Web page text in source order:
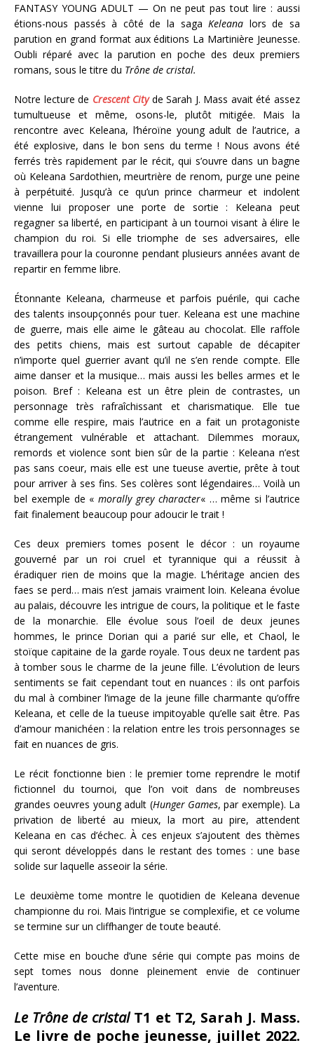
FANTASY YOUNG ADULT — On ne peut pas tout lire : aussi
étions-nous passés à côté de la saga Keleana lors de sa
parution en grand format aux éditions La Martinière Jeunesse.
Oubli réparé avec la parution en poche des deux premiers
romans, sous le titre du Trône de cristal.
Notre lecture de Crescent Cityde Sarah J. Mass avait été assez
tumultueuse et même, osons-le, plutôt mitigée. Mais la
rencontre avec Keleana, l’héroïne young adult de l’autrice, a
été explosive, dans le bon sens du terme ! Nous avons été
ferrés très rapidement par le récit, qui s’ouvre dans un bagne
où Keleana Sardothien, meurtrière de renom, purge une peine
à perpétuité. Jusqu’à ce qu’un prince charmeur et indolent
vienne lui proposer une porte de sortie : Keleana peut
regagner sa liberté, en participant à un tournoi visant à élire le
champion du roi. Si elle triomphe de ses adversaires, elle
travaillera pour la couronne pendant plusieurs années avant de
repartir en femme libre.
Étonnante Keleana, charmeuse et parfois puérile, qui cache
des talents insoupçonnés pour tuer. Keleana est une machine
de guerre, mais elle aime le gâteau au chocolat. Elle raffole
des petits chiens, mais est surtout capable de décapiter
n’importe quel guerrier avant qu’il ne s’en rende compte. Elle
aime danser et la musique… mais aussi les belles armes et le
poison. Bref : Keleana est un être plein de contrastes, un
personnage très rafraîchissant et charismatique. Elle tue
comme elle respire, mais l’autrice en a fait un protagoniste
étrangement vulnérable et attachant. Dilemmes moraux,
remords et violence sont bien sûr de la partie : Keleana n’est
pas sans coeur, mais elle est une tueuse avertie, prête à tout
pour arriver à ses fins. Ses colères sont légendaires… Voilà un
bel exemple de «morally grey character« … même si l’autrice
fait finalement beaucoup pour adoucir le trait !
Ces deux premiers tomes posent le décor : un royaume
gouverné par un roi cruel et tyrannique qui a réussit à
éradiquer rien de moins que la magie. L’héritage ancien des
faes se perd… mais n’est jamais vraiment loin. Keleana évolue
au palais, découvre les intrigue de cours, la politique et le faste
de la monarchie. Elle évolue sous l’oeil de deux jeunes
hommes, le prince Dorian qui a parié sur elle, et Chaol, le
stoïque capitaine de la garde royale. Tous deux ne tardent pas
à tomber sous le charme de la jeune fille. L’évolution de leurs
sentiments se fait cependant tout en nuances : ils ont parfois
du mal à combiner l’image de la jeune fille charmante qu’offre
Keleana, et celle de la tueuse impitoyable qu’elle sait être. Pas
d’amour manichéen : la relation entre les trois personnages se
fait en nuances de gris.
Le récit fonctionne bien : le premier tome reprendre le motif
fictionnel du tournoi, que l’on voit dans de nombreuses
grandes oeuvres young adult (Hunger Games, par exemple). La
privation de liberté au mieux, la mort au pire, attendent
Keleana en cas d’échec. À ces enjeux s’ajoutent des thèmes
qui seront développés dans le restant des tomes : une base
solide sur laquelle asseoir la série.
Le deuxième tome montre le quotidien de Keleana devenue
championne du roi. Mais l’intrigue se complexifie, et ce volume
se termine sur un cliffhanger de toute beauté.
Cette mise en bouche d’une série qui compte pas moins de
sept tomes nous donne pleinement envie de continuer
l’aventure.
Le Trône de cristalT1 et T2, Sarah J. Mass.
Le livre de poche jeunesse, juillet 2022.